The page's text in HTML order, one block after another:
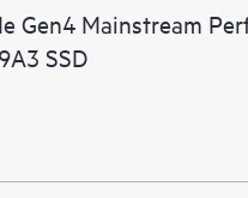
Gen4 Mainstream
SSD